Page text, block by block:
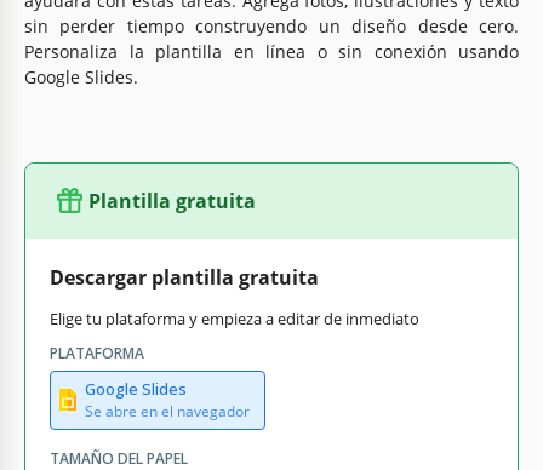
sin perder tiempo construyendo un diseño desde cero.
Personaliza la plantilla en línea o sin conexión usando
Google Slides.
Plantilla gratuita
Descargar plantilla gratuita
Elige tu plataforma y empieza a editar de inmediato
PLATAFORMA
Google Slides
Se abre en el navegador
TAMAÑO DEL PAPEL